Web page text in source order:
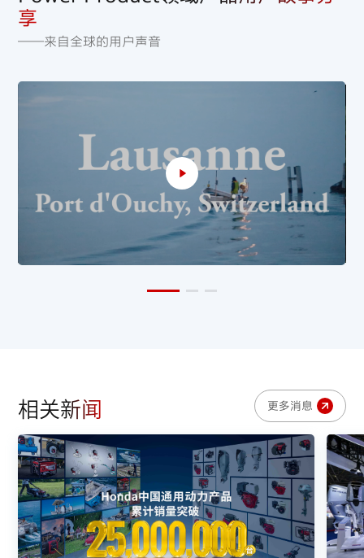
适用于庭院割草机/高压清洗机
具有集轻便、紧凑和动力强劲于一身，360°可倾斜式运行
GXV160
Honda垂直轴动力适配专业设备，适用于园林工具、建筑
机械等小型专业设备
享
——来自全球的用户声音
相关新闻 更多消息